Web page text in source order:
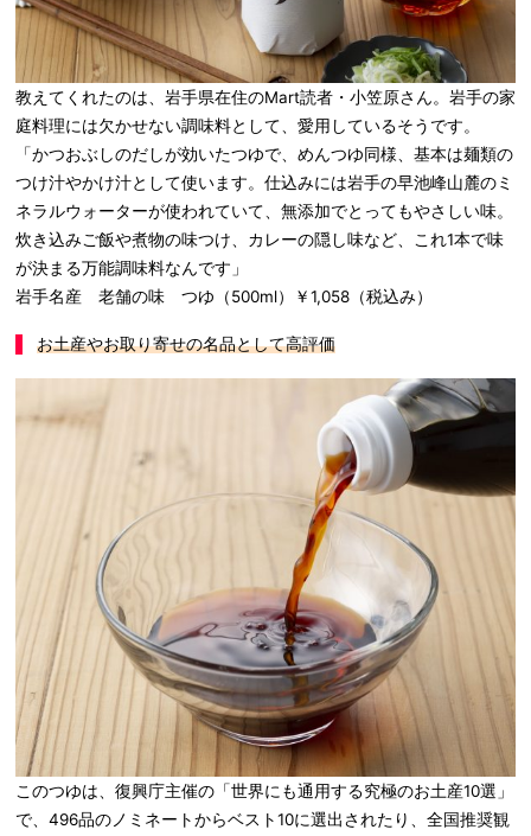
教えてくれたのは、岩手県在住のMart読者・小笠原さん。岩手の家
庭料理には欠かせない調味料として、愛用しているそうです。
「かつおぶしのだしが効いたつゆで、めんつゆ同様、基本は麺類の
つけ汁やかけ汁として使います。仕込みには岩手の早池峰山麓のミ
ネラルウォーターが使われていて、無添加でとってもやさしい味。
炊き込みご飯や煮物の味つけ、カレーの隠し味など、これ1本で味
が決まる万能調味料なんです」
岩手名産 老舗の味 つゆ（500ml）￥1,058（税込み）
お土産やお取り寄せの名品として高評価
このつゆは、復興庁主催の「世界にも通用する究極のお土産10選」
で、496品のノミネートからベスト10に選出されたり、全国推奨観